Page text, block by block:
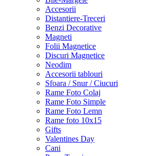
Accesorii
Distantiere-Treceri
Benzi Decorative
Magneti
Folii Magnetice
Discuri Magnetice
Neodim
Accesorii tablouri
Sfoara / Snur / Ciucuri
Rame Foto Colaj
Rame Foto Simple
Rame Foto Lemn
Rame foto 10x15
Gifts
Valentines Day
Cani